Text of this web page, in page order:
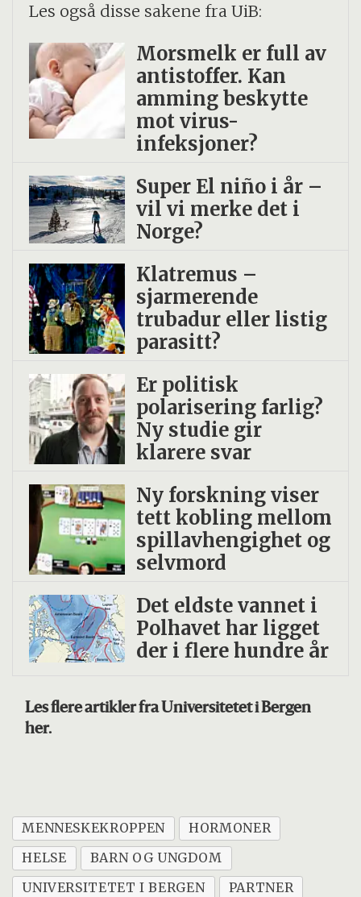
Les også disse sakene fra UiB:
Morsmelk er full av
antistoffer. Kan
amming beskytte
mot virus-
infeksjoner?
Super El niño i år –
vil vi merke det i
Norge?
Klatremus –
sjarmerende
trubadur eller listig
parasitt?
Er politisk
polarisering farlig?
Ny studie gir
klarere svar
Ny forskning viser
tett kobling mellom
spillavhengighet og
selvmord
Det eldste vannet i
Polhavet har ligget
der i flere hundre år
Les flere artikler fra Universitetet i Bergen
her.
MENNESKEKROPPEN
HORMONER
HELSE
BARN OG UNGDOM
UNIVERSITETET I BERGEN
PARTNER